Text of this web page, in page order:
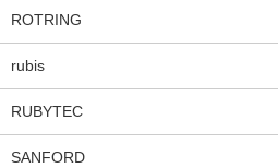
ROTRING
rubis
RUBYTEC
SANFORD